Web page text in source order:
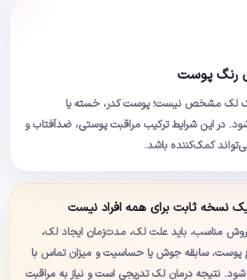
رنگ پوست
لک مشخص نیست؛ پوست کدر، خسته یا
در این شرایط ترکیب مراقبت پوستی، ضدآفتاب و
کمک‌کننده باشد.
نسخه ثابت برای همه افراد نیست
روش مناسب، باید علت لک، مدت‌زمان ایجاد لک،
پوست، سابقه جوش یا حساسیت و میزان تماس با
نتیجه درمان لک تدریجی است و نیاز به مراقبت